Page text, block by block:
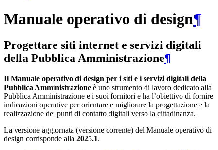
Manuale operativo di design¶
Progettare siti internet e servizi digitali
della Pubblica Amministrazione¶
Il Manuale operativo di design per i siti e i servizi digitali della
Pubblica Amministrazione è uno strumento di lavoro dedicato alla
Pubblica Amministrazione e i suoi fornitori e ha l’obiettivo di fornire
indicazioni operative per orientare e migliorare la progettazione e la
realizzazione dei punti di contatto digitali verso la cittadinanza.
La versione aggiornata (versione corrente) del Manuale operativo di
design corrisponde alla 2025.1.